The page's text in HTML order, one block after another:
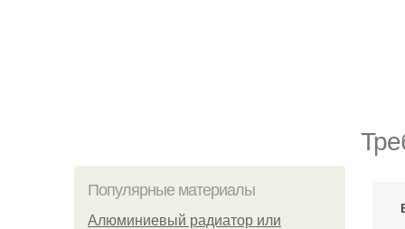
Популярные материалы
Алюминиевый радиатор или